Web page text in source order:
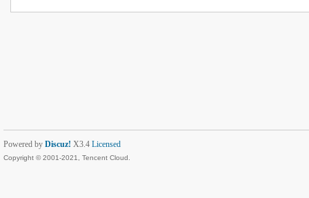
Powered by Discuz! X3.4 Licensed
Copyright © 2001-2021, Tencent Cloud.